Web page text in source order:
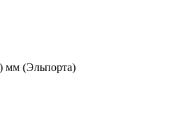
мм (Эльпорта)